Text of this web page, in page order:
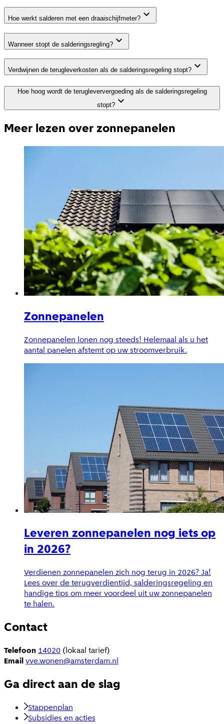
Hoe werkt salderen met een draaischijfmeter?
Wanneer stopt de salderingsregling?
Verdwijnen de terugleverkosten als de salderingsregeling stopt?
Hoe hoog wordt de terugleververgoeding als de salderingsregeling
stopt?
Meer lezen over zonnepanelen
Zonnepanelen
Zonnepanelen lonen nog steeds! Helemaal als u het
aantal panelen afstemt op uw stroomverbruik.
Leveren zonnepanelen nog iets op
in 2026?
Verdienen zonnepanelen zich nog terug in 2026? Ja!
Lees over de terugverdientijd, salderingsregeling en
handige tips om meer voordeel uit uw zonnepanelen
te halen.
Contact
Telefoon 14020 (lokaal tarief)
Emailvve.wonen@amsterdam.nl
Ga direct aan de slag
Stappenplan
Subsidies en acties